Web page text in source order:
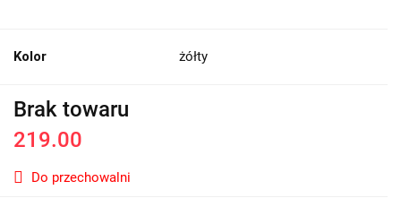
Kolor żółty
Brak towaru
219.00
Do przechowalni